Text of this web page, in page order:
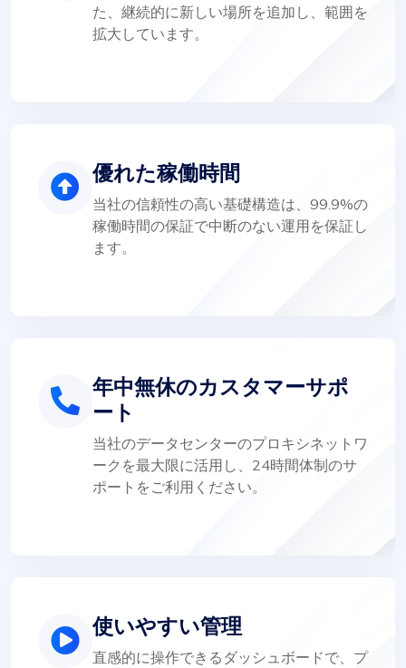
た、継続的に新しい場所を追加し、範囲を
拡大しています。
優れた稼働時間
当社の信頼性の高い基礎構造は、99.9%の
稼働時間の保証で中断のない運用を保証し
ます。
年中無休のカスタマーサポ
ート
当社のデータセンターのプロキシネットワ
ークを最大限に活用し、24時間体制のサ
ポートをご利用ください。
使いやすい管理
直感的に操作できるダッシュボードで、プ